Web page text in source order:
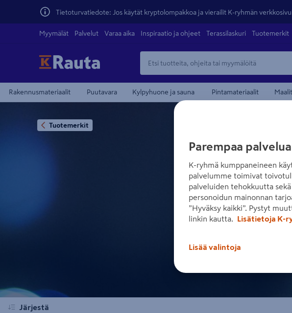
Tietoturvatiedote: Jos käytät kryptolompakkoa ja vierailit K-ryhmän
Myymälät Palvelut Varaa aika Inspiraatio ja ohjeet Terassilaskuri Tuotemerkit
Rakennusmateriaalit Puutavara Kylpyhuone ja sauna Pintamateriaalit Maalit
Tuotemerkit
Järjestä
Parempaa
K-ryhmä kumppaneineen
palvelumme toimivat
palveluiden tehokkuutta
personoidun mainonnan
”Hyväksy kaikki”. Pystyt
linkin kautta.
Lisätietoja K-
Lisää valintoja